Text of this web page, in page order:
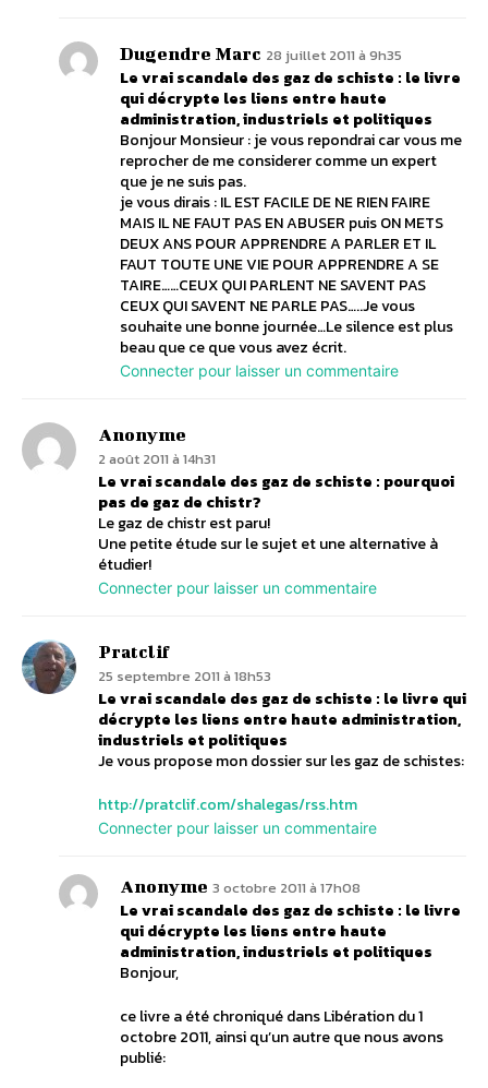
Dugendre Marc 28 juillet 2011 à 9h35
Le vrai scandale des gaz de schiste : le livre
qui décrypte les liens entre haute
administration, industriels et politiques
Bonjour Monsieur : je vous repondrai car vous me
reprocher de me considerer comme un expert
que je ne suis pas.
je vous dirais : IL EST FACILE DE NE RIEN FAIRE
MAIS IL NE FAUT PAS EN ABUSER puis ON METS
DEUX ANS POUR APPRENDRE A PARLER ET IL
FAUT TOUTE UNE VIE POUR APPRENDRE A SE
TAIRE……CEUX QUI PARLENT NE SAVENT PAS
CEUX QUI SAVENT NE PARLE PAS…..Je vous
souhaite une bonne journée…Le silence est plus
beau que ce que vous avez écrit.
Connecter pour laisser un commentaire
Anonyme
2 août 2011 à 14h31
Le vrai scandale des gaz de schiste : pourquoi
pas de gaz de chistr?
Le gaz de chistr est paru!
Une petite étude sur le sujet et une alternative à
étudier!
Connecter pour laisser un commentaire
Pratclif
25 septembre 2011 à 18h53
Le vrai scandale des gaz de schiste : le livre qui
décrypte les liens entre haute administration,
industriels et politiques
Je vous propose mon dossier sur les gaz de schistes:
http://pratclif.com/shalegas/rss.htm
Connecter pour laisser un commentaire
Anonyme 3 octobre 2011 à 17h08
Le vrai scandale des gaz de schiste : le livre
qui décrypte les liens entre haute
administration, industriels et politiques
Bonjour,
ce livre a été chroniqué dans Libération du 1
octobre 2011, ainsi qu’un autre que nous avons
publié: